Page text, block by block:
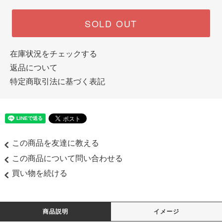
SOLD OUT
在庫状況をチェックする
返品について
特定商取引法に基づく表記
この商品を友達に教える
この商品について問い合わせる
買い物を続ける
商品説明 イメージ